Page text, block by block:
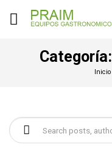
Categoría:
Inicio
Buscar: